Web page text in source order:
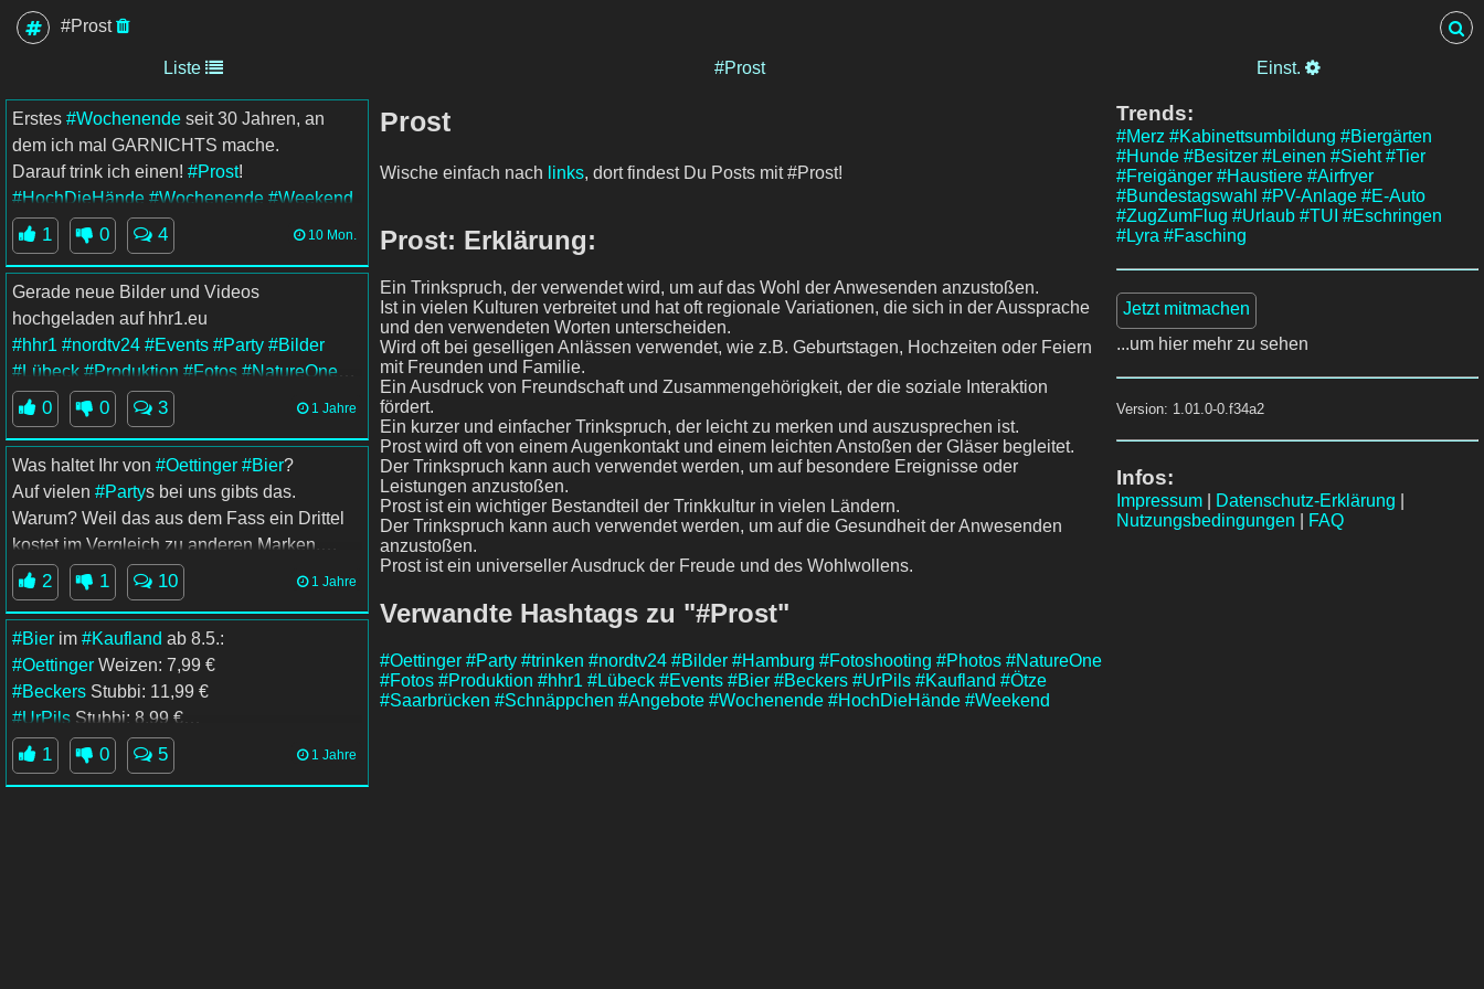
#Prost
Liste #Prost Einst.
Erstes #Wochenende seit 30 Jahren, an
dem ich mal GARNICHTS mache.
Darauf trink ich einen! #Prost!
#HochDieHände #Wochenende #Weekend
1 0 4 10 Mon.
Gerade neue Bilder und Videos
hochgeladen auf hhr1.eu
#hhr1 #nordtv24 #Events #Party #Bilder
#Lübeck #Produktion #Fotos #NatureOne
#Oettinger #Photos #Fotoshooting
#trinken
#Prost #Hamburg#
0 0 3 1 Jahre
Was haltet Ihr von #Oettinger #Bier?
Auf vielen #Party​s bei uns gibts das.
Warum? Weil das aus dem Fass ein Drittel
kostet im Vergleich zu anderen Marken.
Ich kann den Shitstorm von wegen "Billig-
Bier" nicht nachvollziehen.
Warum das 3fache ausgeben, wenn#Ötze
genau so schmeckt?
Ich wette, 9 von 10 merken es nicht mal...
#trinken #Beckers #UrPils
2 1 10 1 Jahre
#Bier im #Kaufland ab 8.5.:
#Oettinger Weizen: 7,99 €
#Beckers Stubbi: 11,99 €
#UrPils Stubbi: 8,99 €
Dankt mir später.#Prost
#Angebote #Schnäppchen
1 0 5 1 Jahre
Prost
Wische einfach nach links, dort findest Du Posts mit #Prost!
Prost: Erklärung:
Ein Trinkspruch, der verwendet wird, um auf das Wohl der Anwesenden anzustoßen.
Ist in vielen Kulturen verbreitet und hat oft regionale Variationen, die sich in der Aussprache
und den verwendeten Worten unterscheiden.
Wird oft bei geselligen Anlässen verwendet, wie z.B. Geburtstagen, Hochzeiten oder Feiern
mit Freunden und Familie.
Ein Ausdruck von Freundschaft und Zusammengehörigkeit, der die soziale Interaktion
fördert.
Ein kurzer und einfacher Trinkspruch, der leicht zu merken und auszusprechen ist.
Prost wird oft von einem Augenkontakt und einem leichten Anstoßen der Gläser begleitet.
Der Trinkspruch kann auch verwendet werden, um auf besondere Ereignisse oder
Leistungen anzustoßen.
Prost ist ein wichtiger Bestandteil der Trinkkultur in vielen Ländern.
Der Trinkspruch kann auch verwendet werden, um auf die Gesundheit der Anwesenden
anzustoßen.
Prost ist ein universeller Ausdruck der Freude und des Wohlwollens.
Verwandte Hashtags zu "#Prost"
#Oettinger #Party #trinken #nordtv24 #Bilder #Hamburg #Fotoshooting #Photos #NatureOne
#Fotos #Produktion #hhr1 #Lübeck #Events #Bier #Beckers #UrPils #Kaufland #Ötze
#Saarbrücken #Schnäppchen #Angebote #Wochenende #HochDieHände #Weekend
Trends:
#Merz #Kabinettsumbildung #Biergärten
#Hunde #Besitzer #Leinen #Sieht #Tier
#Freigänger #Haustiere #Airfryer
#Bundestagswahl #PV-Anlage #E-Auto
#ZugZumFlug #Urlaub #TUI #Eschringen
#Lyra #Fasching
Jetzt mitmachen
...um hier mehr zu sehen
Version: 1.01.0-0.f34a2
Infos:
Impressum| Datenschutz-Erklärung
Nutzungsbedingungen
FAQ